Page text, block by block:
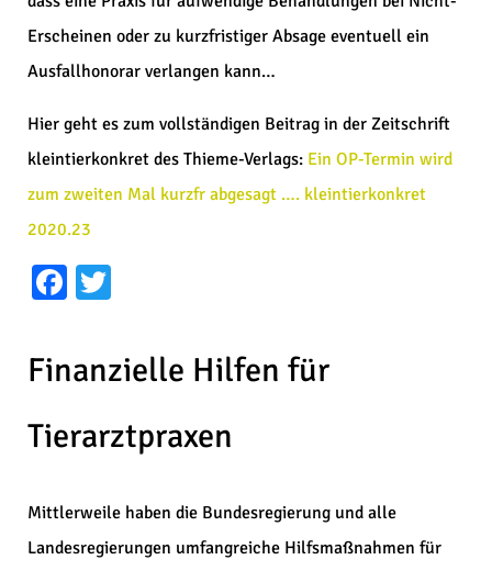
Erscheinen oder zu kurzfristiger Absage eventuell ein
Ausfallhonorar verlangen kann…
Hier geht es zum vollständigen Beitrag in der Zeitschrift
kleintierkonkret des Thieme-Verlags: Ein OP-Termin wird
zum zweiten Mal kurzfr abgesagt …. kleintierkonkret
2020.23
Facebook
Finanzielle Hilfen für
Tierarztpraxen
Mittlerweile haben die Bundesregierung und alle
Landesregierungen umfangreiche Hilfsmaßnahmen für